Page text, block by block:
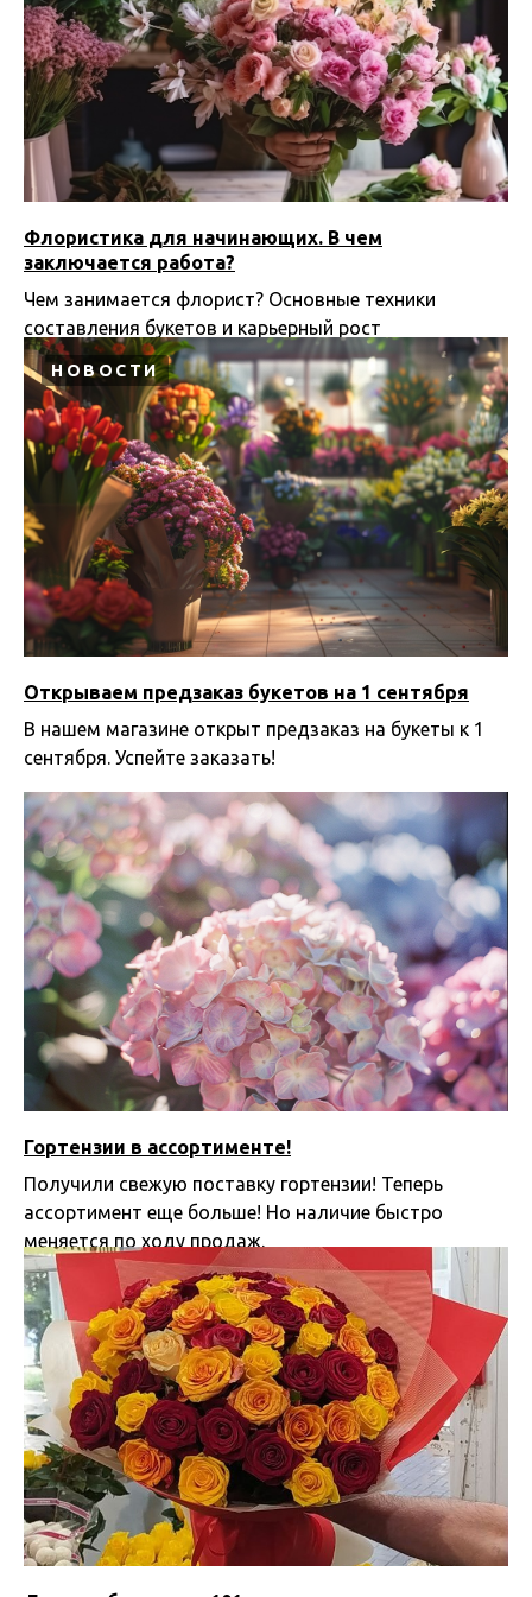
Флористика для начинающих. В чем
заключается работа?
Чем занимается флорист? Основные техники
составления букетов и карьерный рост
09.09.2024 18:25
НОВОСТИ
Открываем предзаказ букетов на 1 сентября
В нашем магазине открыт предзаказ на букеты к 1
сентября. Успейте заказать!
27.08.2024 10:08
Гортензии в ассортименте!
Получили свежую поставку гортензии! Теперь
ассортимент еще больше! Но наличие быстро
меняется по ходу продаж.
20.06.2024 11:08